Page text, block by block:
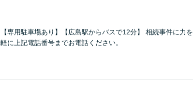
専用駐車場あり】【広島駅からバスで12分】 相続事件に力を
に上記電話番号までお電話ください。